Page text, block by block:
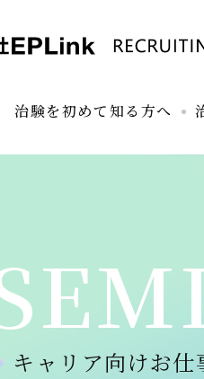
治験を初めて知る方へ
キャリア向けお仕